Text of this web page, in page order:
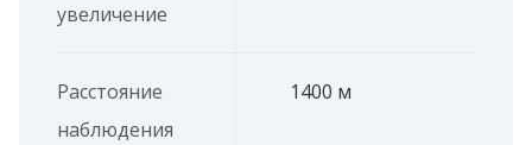
увеличение
Расстояние
наблюдения
1400 м